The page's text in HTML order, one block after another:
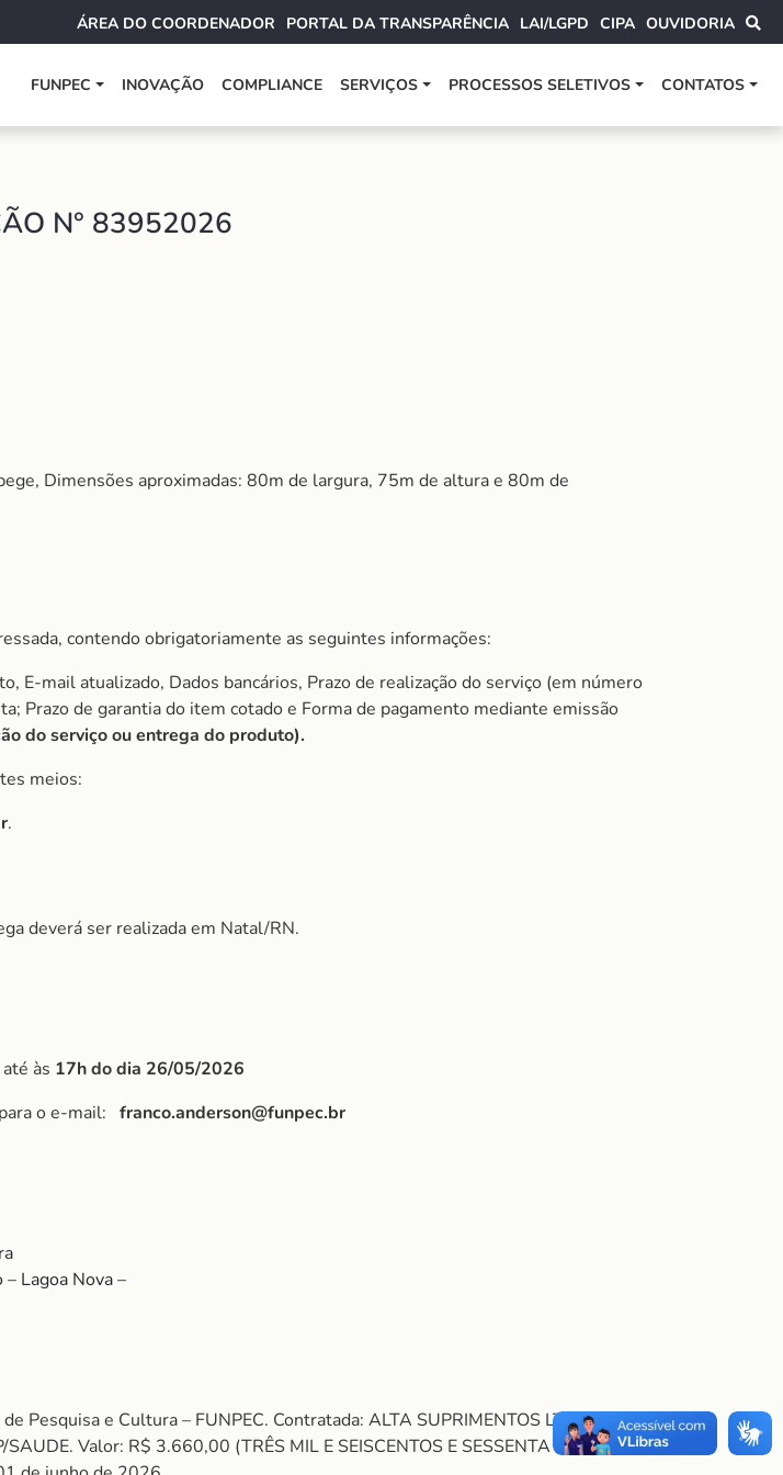
ÁREA DO COORDENADOR PORTAL DA TRANSPARÊNCIA LAI/LGPD CIPA OUVIDORIA
FUNPEC INOVAÇÃO COMPLIANCE SERVIÇOS PROCESSOS SELETIVOS CONTATOS
N° 83952026
Dimensões aproximadas: 80m de largura, 75m de altura e 80m de
contendo obrigatoriamente as seguintes informações:
E-mail atualizado, Dados bancários, Prazo de realização do serviço (em número
Prazo de garantia do item cotado e Forma de pagamento mediante emissão
do serviço ou entrega do produto).
meios:
.
deverá ser realizada em Natal/RN.
até às 17h do dia 26/05/2026
o e-mail: franco.anderson@funpec.br
Lagoa Nova –
Pesquisa e Cultura – FUNPEC. Contratada: ALTA SUPRIMENTOS LTDA. Objeto.
Valor: R$ 3.660,00 (TRÊS MIL E SEISCENTOS E SESSENTA REAIS).